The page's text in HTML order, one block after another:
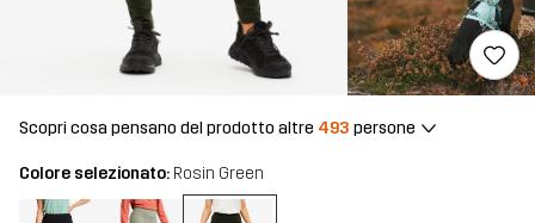
Scopri cosa pensano del prodotto altre 493 persone
Colore selezionato: Rosin Green